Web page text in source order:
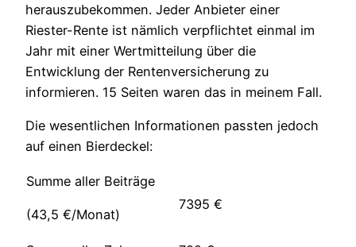
herauszubekommen. Jeder Anbieter einer
Riester-Rente ist nämlich verpflichtet einmal im
Jahr mit einer Wertmitteilung über die
Entwicklung der Rentenversicherung zu
informieren. 15 Seiten waren das in meinem Fall.
Die wesentlichen Informationen passten jedoch
auf einen Bierdeckel:
Summe aller Beiträge
(43,5 €/Monat)
7395 €